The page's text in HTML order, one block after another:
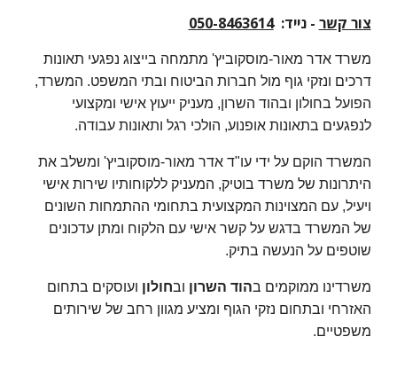
צור קשר - נייד:050-8463614
משרד אדר מאור‑מוסקוביץ' מתמחה בייצוג נפגעי תאונות
דרכים ונזקי גוף מול חברות הביטוח ובתי המשפט. המשרד,
הפועל בחולון ובהוד השרון, מעניק ייעוץ אישי ומקצועי
לנפגעים בתאונות אופנוע, הולכי רגל ותאונות עבודה.
המשרד הוקם על ידי עו"ד אדר מאור-מוסקוביץ' ומשלב את
היתרונות של משרד בוטיק, המעניק ללקוחותיו שירות אישי
ויעיל, עם המצוינות המקצועית בתחומי ההתמחות השונים
של המשרד בדגש על קשר אישי עם הלקוח ומתן עדכונים
שוטפים על הנעשה בתיק.
משרדינו ממוקמים בהוד השרון ובחולון ועוסקים בתחום
האזרחי ובתחום נזקי הגוף ומציע מגוון רחב של שירותים
משפטיים.